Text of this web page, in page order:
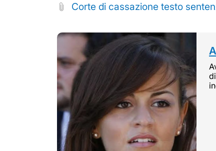
Corte di cassazione testo